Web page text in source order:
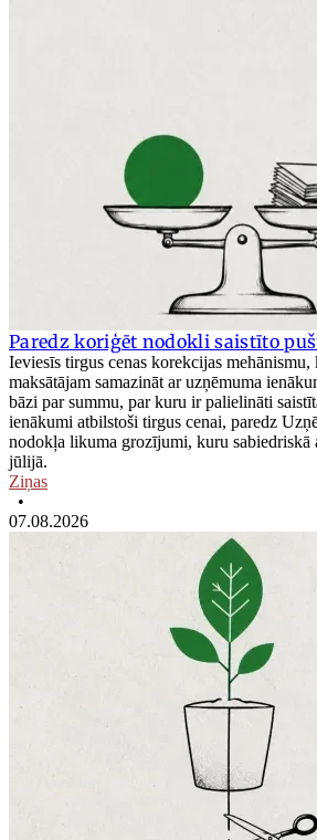
Paredz koriģēt nodokli saistīto
Ieviesīs tirgus cenas korekcijas mehānismu,
maksātājam samazināt ar uzņēmuma
bāzi par summu, par kuru ir palielināti
ienākumi atbilstoši tirgus cenai, paredz
nodokļa likuma grozījumi, kuru sabiedriskā
jūlijā.
Ziņas
•
07.08.2026